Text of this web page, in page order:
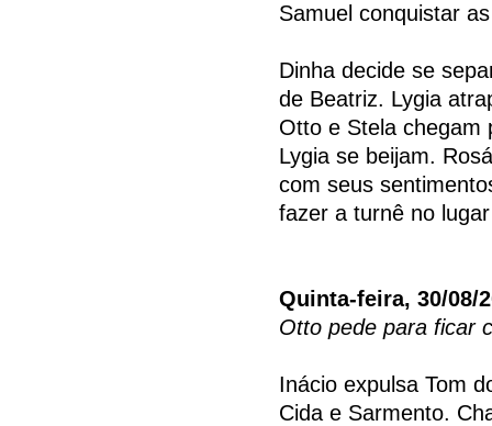
Samuel conquistar
Dinha decide se
de Beatriz. Lygia
Otto e Stela chegam
Lygia se beijam.
com seus
fazer a turnê no
Quinta-feira, 30/08/
Otto pede para ficar
Inácio expulsa Tom
Cida e Sarmento.